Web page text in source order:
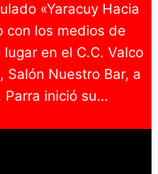
«Yaracuy Hacia
con los medios de
en el C.C. Valco
Salón Nuestro Bar, a
Parra inició su…